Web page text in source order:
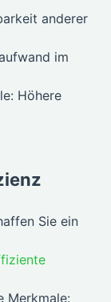
anderer
im
Höhere
Sie ein
Merkmale: